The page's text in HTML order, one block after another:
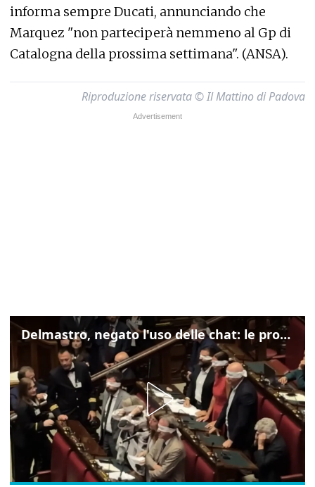
informa sempre Ducati, annunciando che
Marquez "non parteciperà nemmeno al Gp di
Catalogna della prossima settimana". (ANSA).
Riproduzione riservata © Il Mattino di Padova
Delmastro, negato l'uso delle chat: le proteste di Avs e M5s